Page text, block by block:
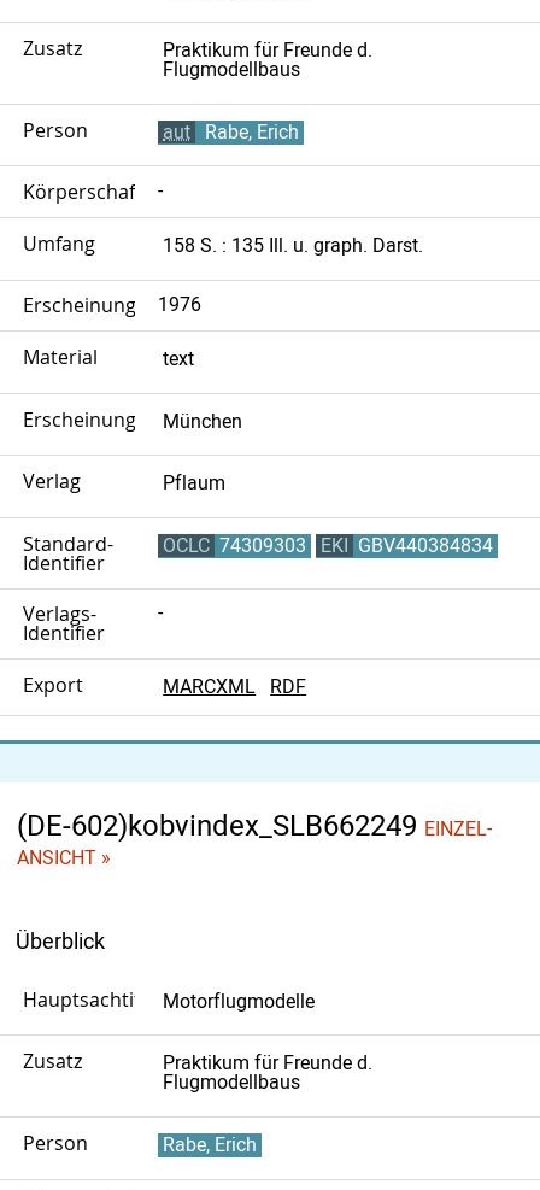
Zusatz
Praktikum für Freunde d.
Flugmodellbaus
Person aut Rabe, Erich
Körperschaft -
Umfang 158 S. : 135 Ill. u. graph. Darst.
Erscheinungsjahr1976
Material text
ErscheinungsortMünchen
Verlag Pflaum
Standard-
Identifier
OCLC 74309303 EKI GBV440384834
Verlags-
Identifier
-
Export MARCXML RDF
(DE-602)kobvindex_SLB662249 EINZEL-
ANSICHT »
Überblick
Hauptsachtitel Motorflugmodelle
Zusatz
Praktikum für Freunde d.
Flugmodellbaus
Person Rabe, Erich